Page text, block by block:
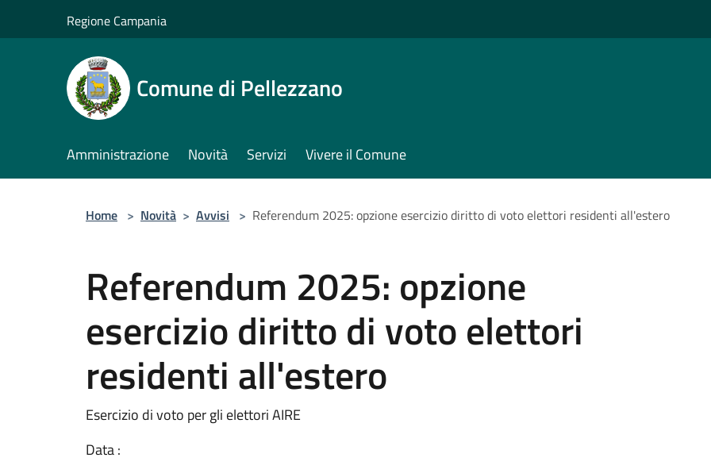
Regione Campania
Comune di Pellezzano
Amministrazione Novità Servizi Vivere il Comune
Home > Novità > Avvisi > Referendum 2025: opzione esercizio diritto di voto elettori residenti all'estero
Referendum 2025: opzione
esercizio diritto di voto elettori
residenti all'estero
Esercizio di voto per gli elettori AIRE
Data :